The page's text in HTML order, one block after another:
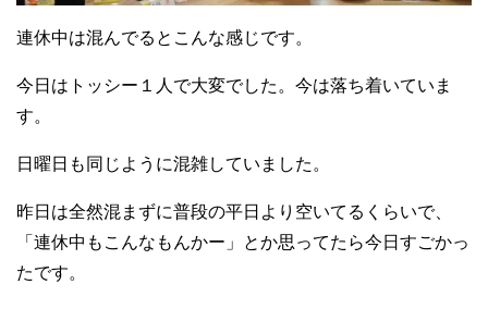
連休中は混んでるとこんな感じです。
今日はトッシー１人で大変でした。今は落ち着いていま
す。
日曜日も同じように混雑していました。
昨日は全然混まずに普段の平日より空いてるくらいで、
「連休中もこんなもんかー」とか思ってたら今日すごかっ
たです。